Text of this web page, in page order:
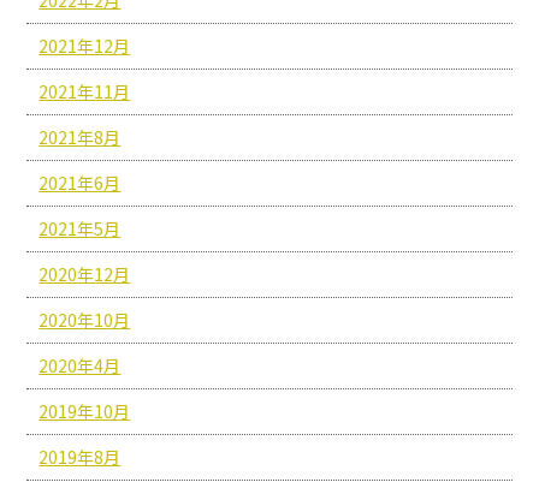
2021年12月
2021年11月
2021年8月
2021年6月
2021年5月
2020年12月
2020年10月
2020年4月
2019年10月
2019年8月